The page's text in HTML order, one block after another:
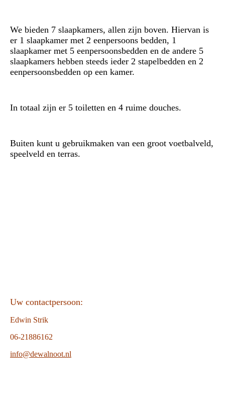
We bieden 7 slaapkamers, allen zijn boven. Hiervan is
er 1 slaapkamer met 2 eenpersoons bedden, 1
slaapkamer met 5 eenpersoonsbedden en de andere 5
slaapkamers hebben steeds ieder 2 stapelbedden en 2
eenpersoonsbedden op een kamer.
In totaal zijn er 5 toiletten en 4 ruime douches.
Buiten kunt u gebruikmaken van een groot voetbalveld,
speelveld en terras.
Uw contactpersoon:
Edwin Strik
06-21886162
info@dewalnoot.nl